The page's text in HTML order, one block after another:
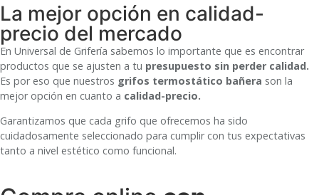
La mejor opción en calidad-
precio del mercado
En Universal de Grifería sabemos lo importante que es encontrar
productos que se ajusten a tu presupuesto sin perder calidad.
Es por eso que nuestros grifos termostático bañera son la
mejor opción en cuanto a calidad-precio.
Garantizamos que cada grifo que ofrecemos ha sido
cuidadosamente seleccionado para cumplir con tus expectativas
tanto a nivel estético como funcional.